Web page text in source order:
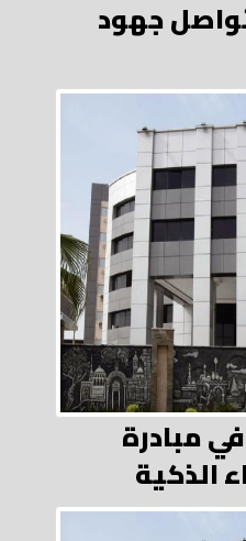
جهود
مبادرة
الذكية